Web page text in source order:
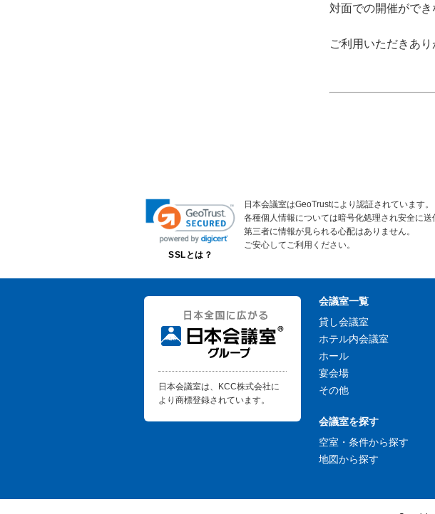
対面での開催がで
ご利用いただきあり
SSLとは？
日本会議室はGeoTrustにより認証されています。
各種個人情報については暗号化処理され安全に送
第三者に情報が見られる心配はありません。
ご安心してご利用ください。
日本会議室は、KCC株式会社に
より商標登録されています。
会議室一覧
貸し会議室
ホテル内会議室
ホール
宴会場
その他
会議室を探す
空室・条件から探す
地図から探す